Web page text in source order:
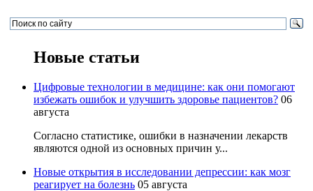
Новые статьи
Цифровые технологии в медицине: как они помогают
избежать ошибок и улучшить здоровье пациентов? 06
августа
Согласно статистике, ошибки в назначении лекарств
являются одной из основных причин у...
Новые открытия в исследовании депрессии: как мозг
реагирует на болезнь 05 августа